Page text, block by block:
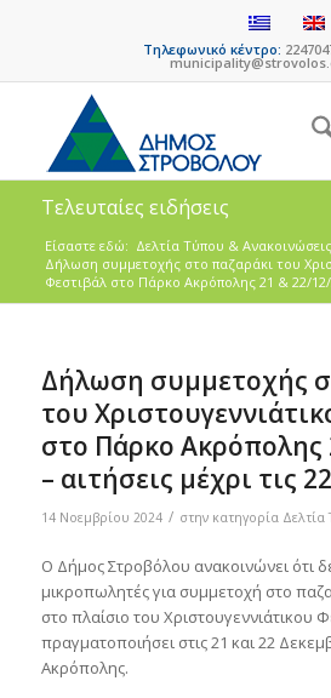
Τηλεφωνικό κέντρο:
Τελευταίες ειδήσεις
Είσαστε εδώ: Δελτία Τύπου & Ανακοινώσεις
Δήλωση συμμετοχής στο παζαράκι του
Φεστιβάλ στο Πάρκο Ακρόπολης 21 & 22/
Δήλωση συμμετοχής
του
στο Πάρκο Ακρόπολης
– αιτήσεις μέχρι τις
14 Νοεμβρίου 2024 / στην κατηγορία Δελτία
Ο Δήμος Στροβόλου ανακοινώνει ότι
μικροπωλητές για συμμετοχή στο
στο πλαίσιο του Χριστουγεννιάτικου
πραγματοποιήσει στις 21 και 22
Ακρόπολης.